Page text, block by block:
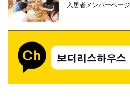
入居者メンバーページ